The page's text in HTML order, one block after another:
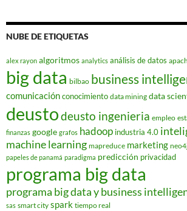
NUBE DE ETIQUETAS
alex rayon algoritmos analytics análisis de datos
big data bilbao business
comunicaciónconocimiento data mining data
deustodeusto ingenieria empleo
finanzas google grafos hadoop industria 4.0
machine learning mapreduce marketing
papeles de panamá paradigma predicción privacidad
programa big data
programa big data y business
sas smart city spark tiempo real